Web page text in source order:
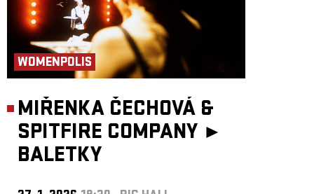
WOMENPOLIS
MIŘENKA ČECHOVÁ &
SPITFIRE COMPANY ►
BALETKY